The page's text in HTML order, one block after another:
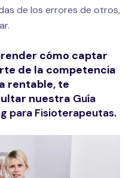
de los errores de otros,
cómo captar
de la competencia
rentable, te
nuestra Guía
para Fisioterapeutas.